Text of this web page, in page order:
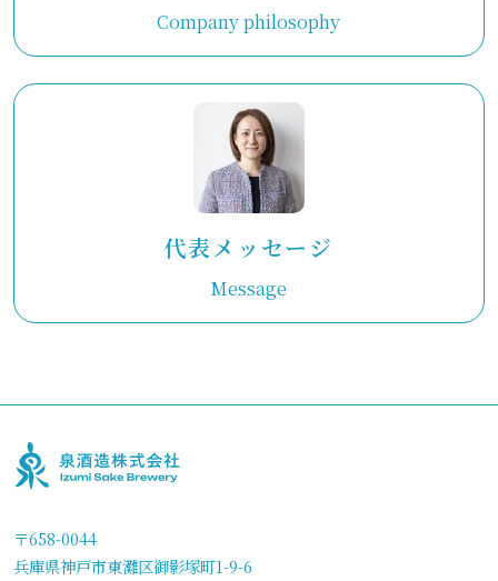
Company philosophy
代表メッセージ
Message
〒658-0044
兵庫県神戸市東灘区御影塚町1-9-6